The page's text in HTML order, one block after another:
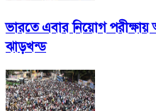
ভারতে এবার নিয়োগ
ঝাড়খন্ড